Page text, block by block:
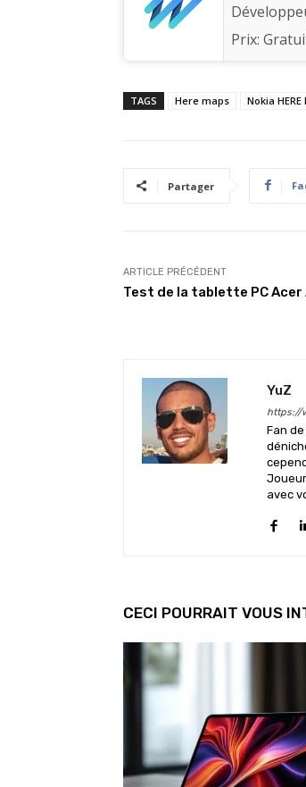
Prix:
TAGS Here maps Nokia
Partager
ARTICLE PRÉCÉDENT
Test de la tablette PC Acer
YuZ
https://
Fan
avec
CECI POURRAIT VOUS